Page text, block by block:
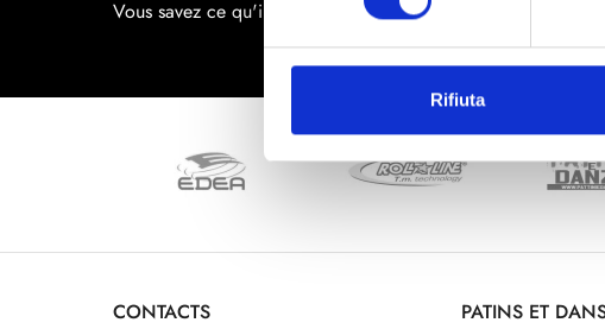
Rifiuta
Vous savez ce qu'il faut faire.
CONTACTS PATINS ET